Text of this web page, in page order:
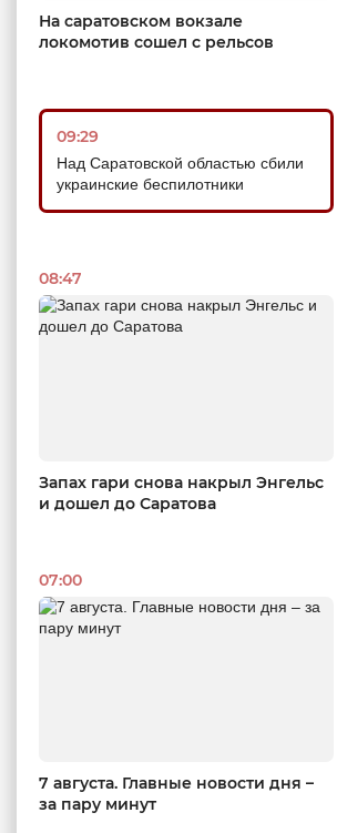
На саратовском вокзале
локомотив сошел с рельсов
09:29
Над Саратовской областью сбили
украинские беспилотники
08:47
Запах гари снова накрыл Энгельс
и дошел до Саратова
07:00
7 августа. Главные новости дня –
за пару минут